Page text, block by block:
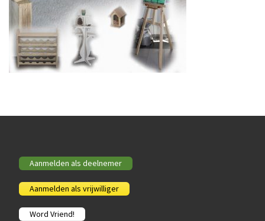
Aanmelden als deelnemer
Aanmelden als vrijwilliger
Word Vriend!